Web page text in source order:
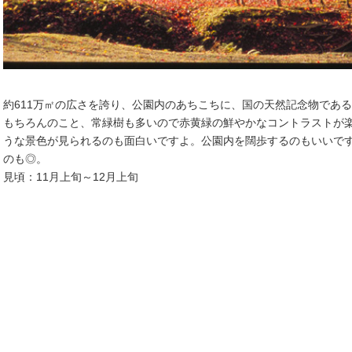
約611万㎡の広さを誇り、公園内のあちこちに、国の天然記念物であ
もちろんのこと、常緑樹も多いので赤黄緑の鮮やかなコントラストが
うな景色が見られるのも面白いですよ。公園内を闊歩するのもいいで
のも◎。
見頃：11月上旬～12月上旬